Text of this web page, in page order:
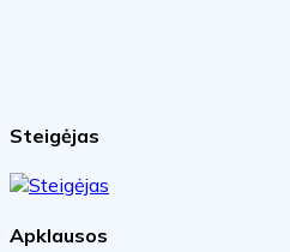
Steigėjas
Apklausos